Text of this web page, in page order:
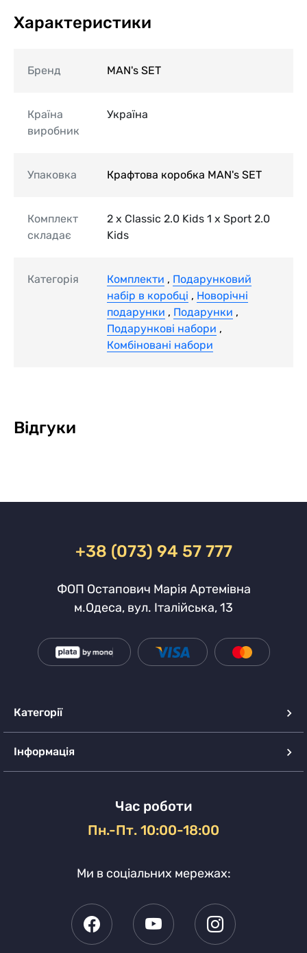
Характеристики
Бренд MAN's SET
Країна
виробник
Україна
Упаковка Крафтова коробка MAN's SET
Комплект
складає
2 x Classic 2.0 Kids 1 x Sport 2.0
Kids
Категорія Комплекти , Подарунковий
набір в коробці , Новорічні
подарунки , Подарунки ,
Подарункові набори ,
Комбіновані набори
Відгуки
+38 (073) 94 57 777
ФОП Остапович Марія Артемівна
м.Одеса, вул. Італійська, 13
Категорії
Інформація
Час роботи
Пн.-Пт. 10:00-18:00
Ми в соціальних мережах: